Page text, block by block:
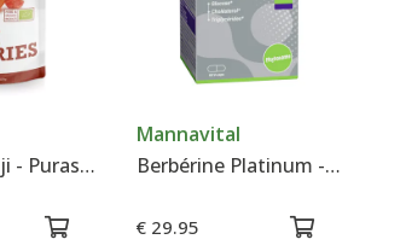
Baies de Goji - Purasana
Mannavital
Berbérine Platinum - Mannavital
€ 29.95